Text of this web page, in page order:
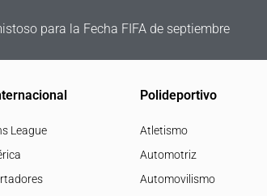
para la Fecha FIFA de septiembre
League
Polideportivo
Atletismo
Automotriz
Automovilismo